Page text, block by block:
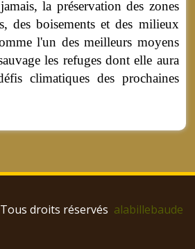
la préservation des zones
des boisements et des milieux
l'un des meilleurs moyens
les refuges dont elle aura
climatiques des prochaines
droits réservés alabillebaude